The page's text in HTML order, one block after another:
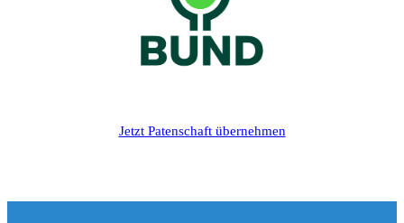
Jetzt Patenschaft übernehmen